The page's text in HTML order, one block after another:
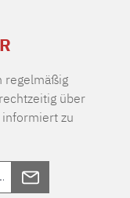
regelmäßig
über
zu